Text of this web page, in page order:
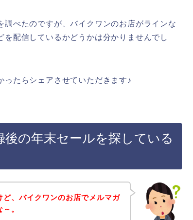
べたのですが、バイクワンのお店がラインな
配信しているかどうかは分かりませんでし
ったらシェアさせていただきます♪
の年末セールを探している
、バイクワンのお店でメルマガ
。